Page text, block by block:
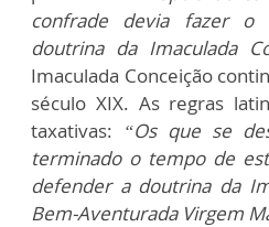
confrade devia fazer
doutrina da Imaculada
Imaculada Conceição
século XIX. As regras
taxativas: “Os que se
terminado o tempo de
defender a doutrina da
Bem-Aventurada Virgem